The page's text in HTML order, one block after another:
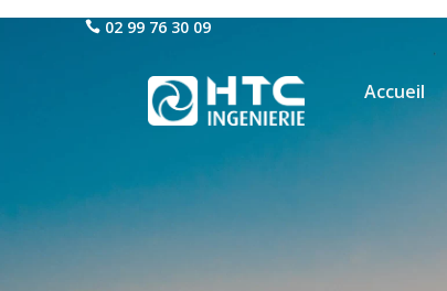
02 99 76 30 09
Accueil